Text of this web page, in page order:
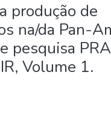
produção de
na/da Pan-
pesquisa
Volume 1.